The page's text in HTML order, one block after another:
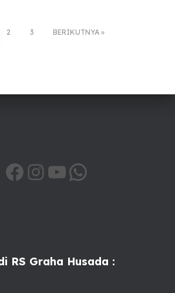
2 3 BERIKUTNYA
HTTPS://WWW.FACEBOOK.COM/SHARE/1A6QSXIHTV/ INSTAGRAM YOUTUBE
RS Graha Husada :